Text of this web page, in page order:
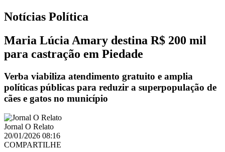
Notícias Política
Maria Lúcia Amary destina R$ 200 mil
para castração em Piedade
Verba viabiliza atendimento gratuito e amplia
políticas públicas para reduzir a superpopulação de
cães e gatos no município
Jornal O Relato
20/01/2026 08:16
COMPARTILHE